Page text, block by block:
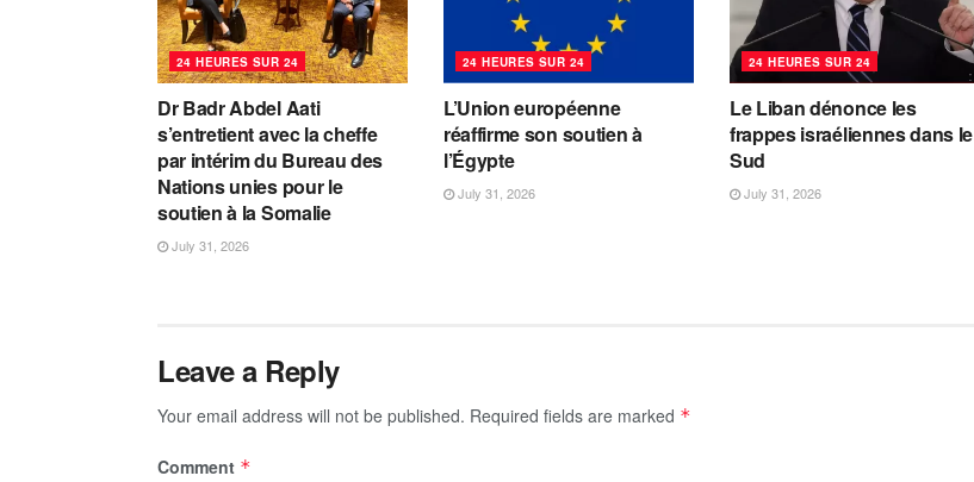
24 HEURES SUR 24
Dr Badr Abdel Aati
s’entretient avec la cheffe
par intérim du Bureau des
Nations unies pour le
soutien à la Somalie
July 31, 2026
24 HEURES SUR 24
L’Union européenne
réaffirme son soutien à
l’Égypte
July 31, 2026
24 HEURES SUR 24
Le Liban dénonce les
frappes israéliennes dans le
Sud
July 31, 2026
Leave a Reply
Your email address will not be published. Required fields are marked *
Comment *